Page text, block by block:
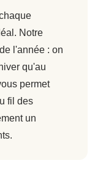
Notre
l'année : on
qu'au
permet
fil des
un